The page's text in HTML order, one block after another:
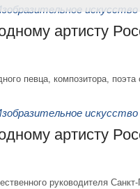
искусство
артисту
певца, композитора, поэта
искусство
артисту
руководителя Санкт-